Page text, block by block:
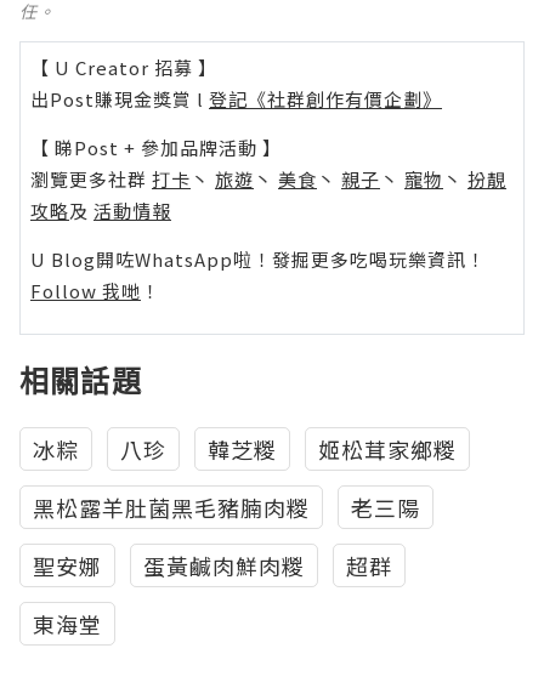
任。
【 U Creator 招募 】
出Post賺現金獎賞 l 登記《社群創作有價企劃》
【 睇Post + 參加品牌活動 】
瀏覽更多社群 打卡 丶 旅遊 丶 美食 丶 親子 丶 寵物 丶 扮靚
攻略及 活動情報
U Blog開咗WhatsApp啦！發掘更多吃喝玩樂資訊！
Follow 我哋 ！
相關話題
冰粽 八珍 韓芝糉
姬松茸家鄉糉
黑松露羊肚菌黑毛豬腩肉糉
老三陽
聖安娜
蛋黃鹹肉鮮肉糉
超群
東海堂